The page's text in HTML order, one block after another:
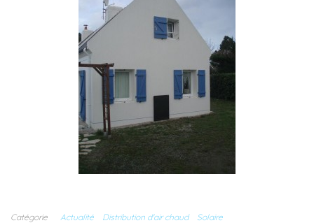
Catégorie Actualité Distribution d'air chaud
Solaire